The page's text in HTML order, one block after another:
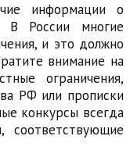
информации о
В России многие
и это должно
внимание на
ограничения,
РФ или прописки
конкурсы всегда
соответствующие